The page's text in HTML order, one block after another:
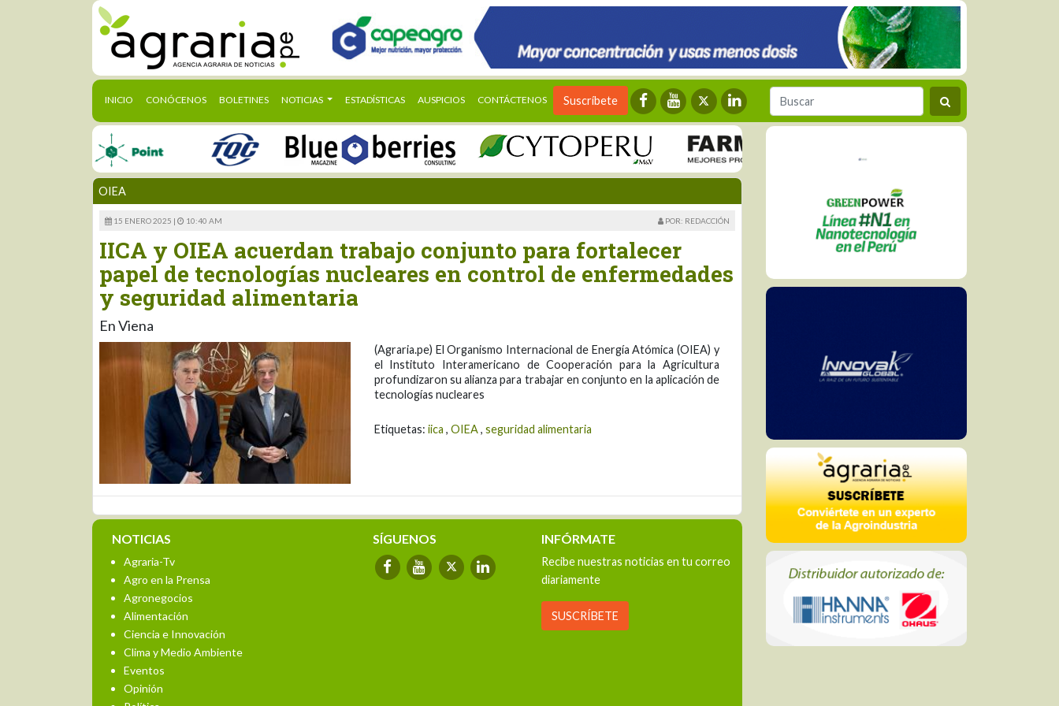
INICIO (CURRENT)
CONÓCENOS BOLETINES NOTICIAS ESTADÍSTICAS AUSPICIOS CONTÁCTENOS Suscríbete
OIEA
15 ENERO 2025 | 10:40 AM POR: REDACCIÓN
IICA y OIEA acuerdan trabajo conjunto para fortalecer
papel de tecnologías nucleares en control de enfermedades
y seguridad alimentaria
En Viena
(Agraria.pe) El Organismo Internacional de Energía Atómica (OIEA) y
el Instituto Interamericano de Cooperación para la Agricultura
profundizaron su alianza para trabajar en conjunto en la aplicación de
tecnologías nucleares
Etiquetas: iica , OIEA, seguridad alimentaria
NOTICIAS
Agraria-Tv
Agro en la Prensa
Agronegocios
Alimentación
Ciencia e Innovación
Clima y Medio Ambiente
Eventos
Opinión
SÍGUENOS INFÓRMATE
Recibe nuestras noticias en tu correo
diariamente
SUSCRÍBETE